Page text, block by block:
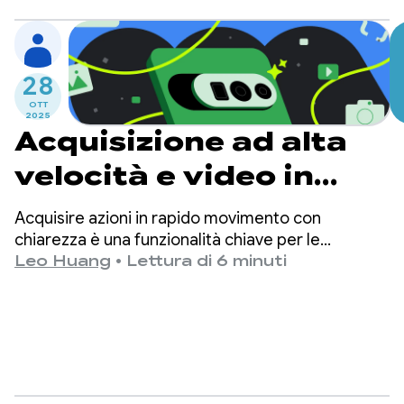
28
OTT
2025
Acquisizione ad alta
velocità e video in
slow motion con
CameraX 1.5
Acquisire azioni in rapido movimento con
chiarezza è una funzionalità chiave per le
moderne app per la fotocamera. Ciò si ottiene
Leo Huang • Lettura di 6 minuti